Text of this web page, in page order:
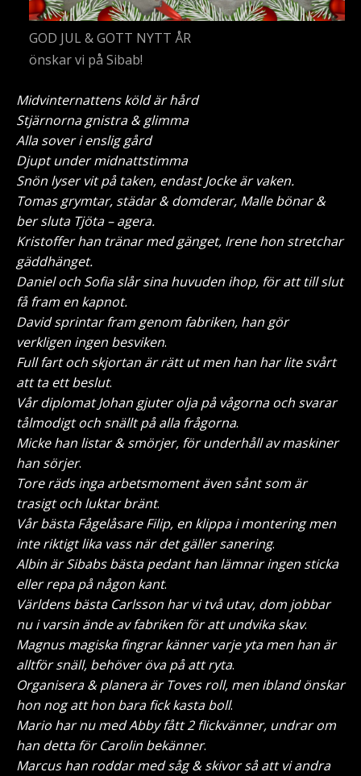
GOD JUL & GOTT NYTT ÅR
önskar vi på Sibab!
Midvinternattens köld är hård
Stjärnorna gnistra & glimma
Alla sover i enslig gård
Djupt under midnattstimma
Snön lyser vit på taken, endast Jocke är vaken.
Tomas grymtar, städar & domderar, Malle bönar &
ber sluta Tjöta – agera.
Kristoffer han tränar med gänget, Irene hon stretchar
gäddhänget.
Daniel och Sofia slår sina huvuden ihop, för att till slut
få fram en kapnot.
David sprintar fram genom fabriken, han gör
verkligen ingen besviken.
Full fart och skjortan är rätt ut men han har lite svårt
att ta ett beslut.
Vår diplomat Johan gjuter olja på vågorna och svarar
tålmodigt och snällt på alla frågorna.
Micke han listar & smörjer, för underhåll av maskiner
han sörjer.
Tore räds inga arbetsmoment även sånt som är
trasigt och luktar bränt.
Vår bästa Fågelåsare Filip, en klippa i montering men
inte riktigt lika vass när det gäller sanering.
Albin är Sibabs bästa pedant han lämnar ingen sticka
eller repa på någon kant.
Världens bästa Carlsson har vi två utav, dom jobbar
nu i varsin ände av fabriken för att undvika skav.
Magnus magiska fingrar känner varje yta men han är
alltför snäll, behöver öva på att ryta.
Organisera & planera är Toves roll, men ibland önskar
hon nog att hon bara fick kasta boll.
Mario har nu med Abby fått 2 flickvänner, undrar om
han detta för Carolin bekänner.
Marcus han roddar med såg & skivor så att vi andra